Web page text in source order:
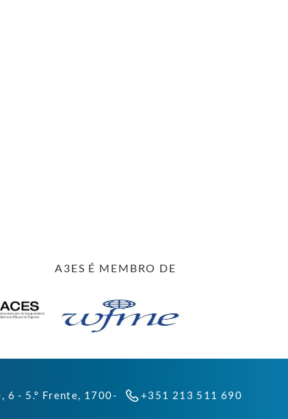
A3ES É MEMBRO DE
6 - 5.º Frente, 1700-
+351 213 511 690